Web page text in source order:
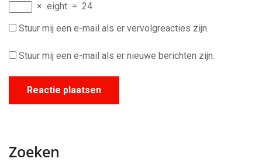
× eight = 24
Stuur mij een e-mail als er vervolgreacties zijn.
Stuur mij een e-mail als er nieuwe berichten zijn.
Zoeken